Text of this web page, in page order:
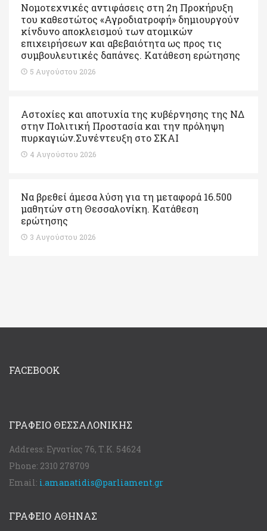
Νομοτεχνικές αντιφάσεις στη 2η Προκήρυξη
του καθεστώτος «Αγροδιατροφή» δημιουργούν
κίνδυνο αποκλεισμού των ατομικών
επιχειρήσεων και αβεβαιότητα ως προς τις
συμβουλευτικές δαπάνες. Κατάθεση ερώτησης
5 Αυγούστου 2026
Αστοχίες και αποτυχία της κυβέρνησης της ΝΔ
στην Πολιτική Προστασία και την πρόληψη
πυρκαγιών.Συνέντευξη στο ΣΚΑΙ
4 Αυγούστου 2026
Να βρεθεί άμεσα λύση για τη μεταφορά 16.500
μαθητών στη Θεσσαλονίκη. Κατάθεση
ερώτησης
3 Αυγούστου 2026
FACEBOOK
ΓΡΑΦΕΊΟ ΘΕΣΣΑΛΟΝΊΚΗΣ
Address: Εγνατίας 76, Τ.Κ. 54624
Phone: 2310 278709
Email: i.amanatidis@parliament.gr
ΓΡΑΦΕΊΟ ΑΘΉΝΑΣ